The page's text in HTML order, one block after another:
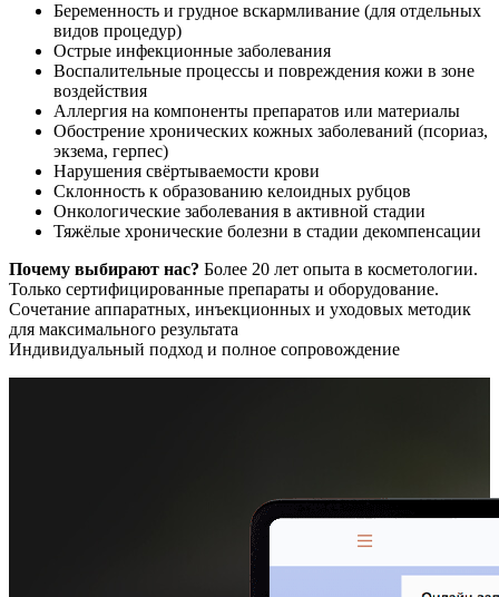
Беременность и грудное вскармливание (для отдельных
видов процедур)
Острые инфекционные заболевания
Воспалительные процессы и повреждения кожи в зоне
воздействия
Аллергия на компоненты препаратов или материалы
Обострение хронических кожных заболеваний (псориаз,
экзема, герпес)
Нарушения свёртываемости крови
Склонность к образованию келоидных рубцов
Онкологические заболевания в активной стадии
Тяжёлые хронические болезни в стадии декомпенсации
Почему выбирают нас? Более 20 лет опыта в косметологии.
Только сертифицированные препараты и оборудование.
Сочетание аппаратных, инъекционных и уходовых методик
для максимального результата
Индивидуальный подход и полное сопровождение